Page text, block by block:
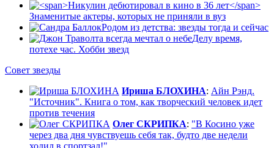
Знаменитые актеры, которых не приняли в вуз
Родом из детства: звезды тогда и сейчас
Делу время,
потехе час. Хобби звезд
Совет звезды
Ириша БЛОХИНА: Айн Рэнд.
"Источник". Книга о том, как творческий человек идет
против течения
Олег СКРИПКА: "В Косино уже
через два дня чувствуешь себя так, будто две недели
ходил в спортзал!"